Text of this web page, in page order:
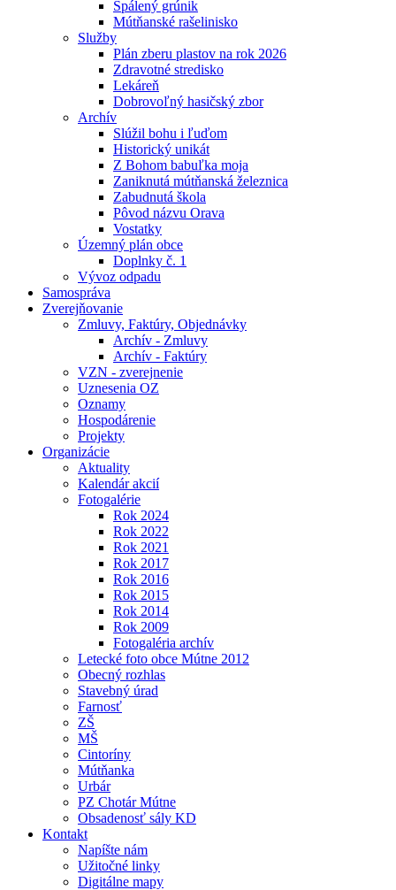
Spálený grúnik
Mútňanské rašelinisko
Služby
Plán zberu plastov na rok 2026
Zdravotné stredisko
Lekáreň
Dobrovoľný hasičský zbor
Archív
Slúžil bohu i ľuďom
Historický unikát
Z Bohom babuľka moja
Zaniknutá mútňanská železnica
Zabudnutá škola
Pôvod názvu Orava
Vostatky
Územný plán obce
Doplnky č. 1
Vývoz odpadu
Samospráva
Zverejňovanie
Zmluvy, Faktúry, Objednávky
Archív - Zmluvy
Archív - Faktúry
VZN - zverejnenie
Uznesenia OZ
Oznamy
Hospodárenie
Projekty
Organizácie
Aktuality
Kalendár akcií
Fotogalérie
Rok 2024
Rok 2022
Rok 2021
Rok 2017
Rok 2016
Rok 2015
Rok 2014
Rok 2009
Fotogaléria archív
Letecké foto obce Mútne 2012
Obecný rozhlas
Stavebný úrad
Farnosť
ZŠ
MŠ
Cintoríny
Mútňanka
Urbár
PZ Chotár Mútne
Obsadenosť sály KD
Kontakt
Napíšte nám
Užitočné linky
Digitálne mapy